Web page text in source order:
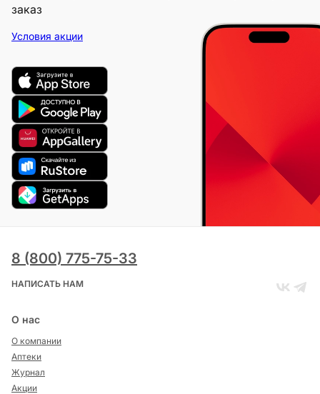
заказ
Условия акции
8 (800) 775-75-33
НАПИСАТЬ НАМ
О нас
О компании
Аптеки
Журнал
Акции